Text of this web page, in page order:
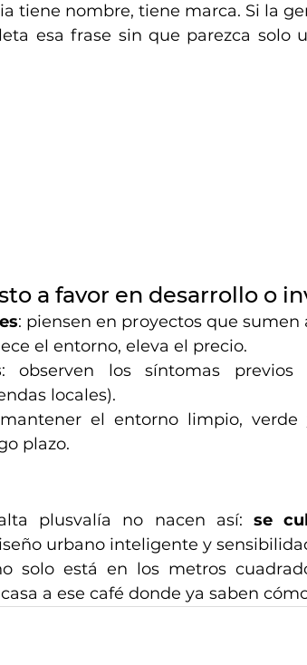
tiene nombre, tiene marca. Si la
esa frase sin que parezca solo
a favor en desarrollo o
: piensen en proyectos que sumen
el entorno, eleva el precio.
: observen los síntomas previos
locales).
el entorno limpio,
plazo.
plusvalía no nacen así: se
urbano inteligente y
solo está en los metros
a ese café donde ya saben